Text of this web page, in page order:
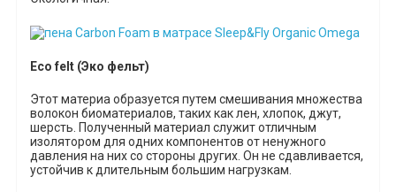
Eco felt (Эко фельт)
Этот материа образуется путем смешивания множества
волокон биоматериалов, таких как лен, хлопок, джут,
шерсть. Полученный материал служит отличным
изолятором для одних компонентов от ненужного
давления на них со стороны других. Он не сдавливается,
устойчив к длительным большим нагрузкам.